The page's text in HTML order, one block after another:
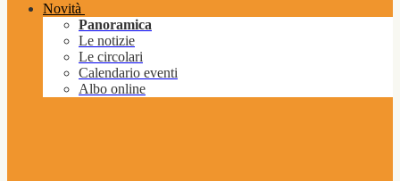
Novità
Panoramica
Le notizie
Le circolari
Calendario eventi
Albo online